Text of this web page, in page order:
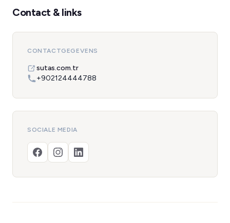
Contact & links
CONTACTGEGEVENS
sutas.com.tr
+902124444788
SOCIALE MEDIA